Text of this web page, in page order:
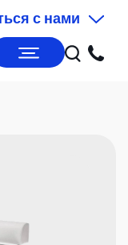
с нами